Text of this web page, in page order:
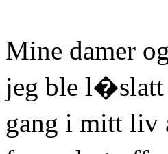
Mine damer
jeg ble l�slatt
gang i mitt liv